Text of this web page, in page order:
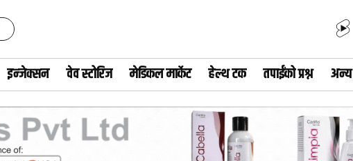
इन्जेक्सन वेव स्टोरिज मेडिकल मार्केट हेल्थ टक तपाईंको प्रश्न अन्य